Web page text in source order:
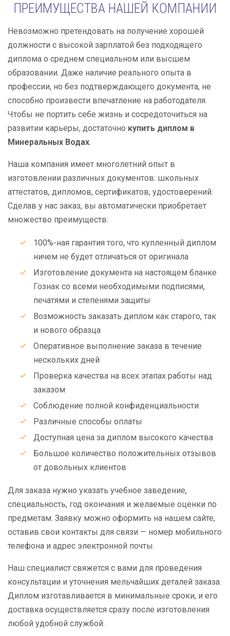
ПРЕИМУЩЕСТВА НАШЕЙ КОМПАНИИ
Невозможно претендовать на получение хорошей
должности с высокой зарплатой без подходящего
диплома о среднем специальном или высшем
образовании. Даже наличие реального опыта в
профессии, но без подтверждающего документа, не
способно произвести впечатление на работодателя.
Чтобы не портить себе жизнь и сосредоточиться на
развитии карьеры, достаточно купить диплом в
Минеральных Водах.
Наша компания имеет многолетний опыт в
изготовлении различных документов: школьных
аттестатов, дипломов, сертификатов, удостоверений.
Сделав у нас заказ, вы автоматически приобретает
множество преимуществ:
100%-ная гарантия того, что купленный диплом
ничем не будет отличаться от оригинала
Изготовление документа на настоящем бланке
Гознак со всеми необходимыми подписями,
печатями и степенями защиты
Возможность заказать диплом как старого, так
и нового образца
Оперативное выполнение заказа в течение
нескольких дней
Проверка качества на всех этапах работы над
заказом
Соблюдение полной конфиденциальности
Различные способы оплаты
Доступная цена за диплом высокого качества
Большое количество положительных отзывов
от довольных клиентов
Для заказа нужно указать учебное заведение,
специальность, год окончания и желаемые оценки по
предметам. Заявку можно оформить на нашем сайте,
оставив свои контакты для связи — номер мобильного
телефона и адрес электронной почты.
Наш специалист свяжется с вами для проведения
консультации и уточнения мельчайших деталей заказа.
Диплом изготавливается в минимальные сроки, и его
доставка осуществляется сразу после изготовления
любой удобной службой.